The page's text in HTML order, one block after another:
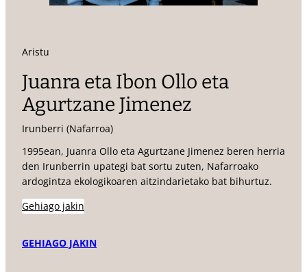
Aristu
Juanra eta Ibon Ollo eta
Agurtzane Jimenez
Irunberri (Nafarroa)
1995ean, Juanra Ollo eta Agurtzane Jimenez beren herria
den Irunberrin upategi bat sortu zuten, Nafarroako
ardogintza ekologikoaren aitzindarietako bat bihurtuz.
Gehiago jakin
GEHIAGO JAKIN